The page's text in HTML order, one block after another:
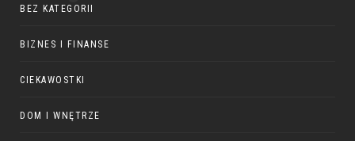
BEZ KATEGORII
BIZNES I FINANSE
CIEKAWOSTKI
DOM I WNĘTRZE